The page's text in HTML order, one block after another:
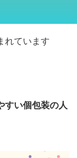
れています
すい個包装の人